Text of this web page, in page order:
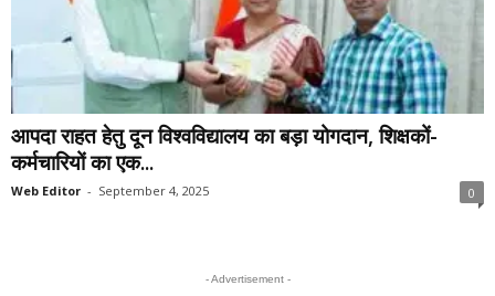
आपदा राहत हेतु दून विश्वविद्यालय का बड़ा योगदान, शिक्षकों-
कर्मचारियों का एक...
Web Editor - September 4, 2025 0
- Advertisement -